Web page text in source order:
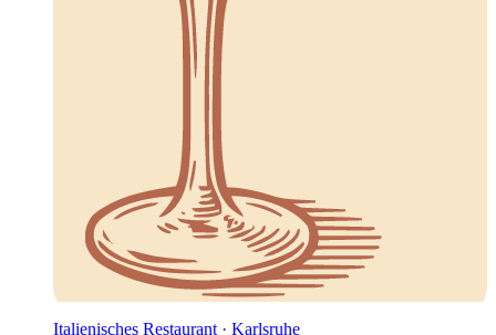
Italienisches Restaurant · Karlsruhe